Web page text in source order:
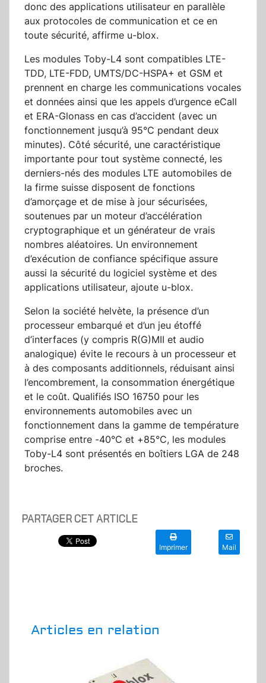
donc des applications utilisateur en parallèle
aux protocoles de communication et ce en
toute sécurité, affirme u-blox.
Les modules Toby-L4 sont compatibles LTE-
TDD, LTE-FDD, UMTS/DC-HSPA+ et GSM et
prennent en charge les communications vocales
et données ainsi que les appels d’urgence eCall
et ERA-Glonass en cas d’accident (avec un
fonctionnement jusqu’à 95°C pendant deux
minutes). Côté sécurité, une caractéristique
importante pour tout système connecté, les
derniers-nés des modules LTE automobiles de
la firme suisse disposent de fonctions
d’amorçage et de mise à jour sécurisées,
soutenues par un moteur d’accélération
cryptographique et un générateur de vrais
nombres aléatoires. Un environnement
d’exécution de confiance spécifique assure
aussi la sécurité du logiciel système et des
applications utilisateur, ajoute u-blox.
Selon la société helvète, la présence d’un
processeur embarqué et d’un jeu étoffé
d’interfaces (y compris R(G)MII et audio
analogique) évite le recours à un processeur et
à des composants additionnels, réduisant ainsi
l’encombrement, la consommation énergétique
et le coût. Qualifiés ISO 16750 pour les
environnements automobiles avec un
fonctionnement dans la gamme de température
comprise entre -40°C et +85°C, les modules
Toby-L4 sont présentés en boîtiers LGA de 248
broches.
PARTAGER CET ARTICLE
Imprimer Mail
Articles en relation